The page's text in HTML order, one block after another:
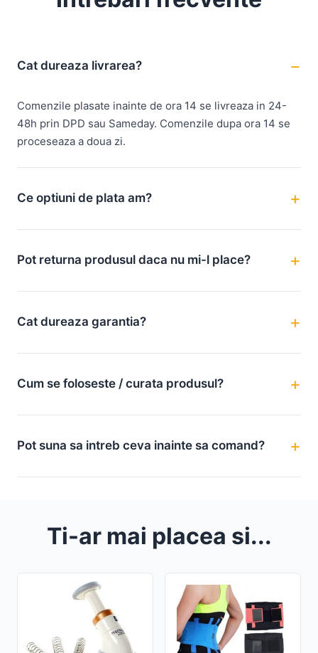
Cat dureaza livrarea?
Comenzile plasate inainte de ora 14 se livreaza in 24-
48h prin DPD sau Sameday. Comenzile dupa ora 14 se
proceseaza a doua zi.
Ce optiuni de plata am?
Pot returna produsul daca nu mi-l place?
Cat dureaza garantia?
Cum se foloseste / curata produsul?
Pot suna sa intreb ceva inainte sa comand?
Ti-ar mai placea si...